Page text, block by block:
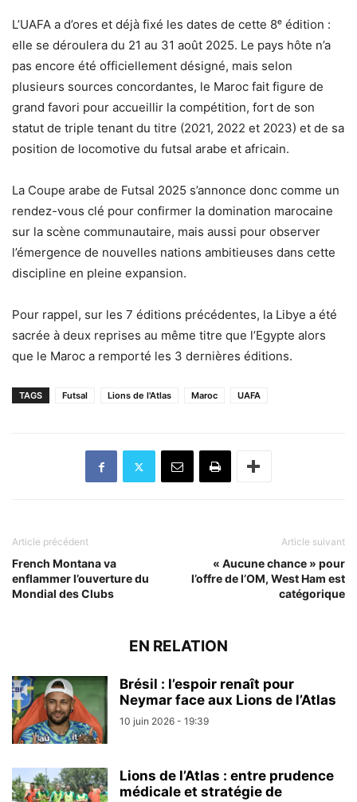
L’UAFA a d’ores et déjà fixé les dates de cette 8ᵉ édition :
elle se déroulera du 21 au 31 août 2025. Le pays hôte n’a
pas encore été officiellement désigné, mais selon
plusieurs sources concordantes, le Maroc fait figure de
grand favori pour accueillir la compétition, fort de son
statut de triple tenant du titre (2021, 2022 et 2023) et de sa
position de locomotive du futsal arabe et africain.
La Coupe arabe de Futsal 2025 s’annonce donc comme un
rendez-vous clé pour confirmer la domination marocaine
sur la scène communautaire, mais aussi pour observer
l’émergence de nouvelles nations ambitieuses dans cette
discipline en pleine expansion.
Pour rappel, sur les 7 éditions précédentes, la Libye a été
sacrée à deux reprises au même titre que l’Egypte alors
que le Maroc a remporté les 3 dernières éditions.
TAGS Futsal Lions de l'Atlas Maroc UAFA
Article précédent
French Montana va
enflammer l’ouverture du
Mondial des Clubs
Article suivant
« Aucune chance » pour
l’offre de l’OM, West Ham est
catégorique
EN RELATION
Brésil : l’espoir renaît pour
Neymar face aux Lions de l’Atlas
10 juin 2026 - 19:39
Lions de l’Atlas : entre prudence
médicale et stratégie de